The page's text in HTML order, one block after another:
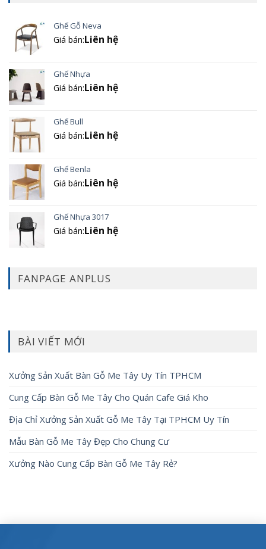
Ghế Gỗ Neva
Giá bán:Liên hệ
Ghế Nhựa
Giá bán:Liên hệ
Ghế Bull
Giá bán:Liên hệ
Ghế Benla
Giá bán:Liên hệ
Ghế Nhựa 3017
Giá bán:Liên hệ
FANPAGE ANPLUS
BÀI VIẾT MỚI
Xưởng Sản Xuất Bàn Gỗ Me Tây Uy Tín TPHCM
Cung Cấp Bàn Gỗ Me Tây Cho Quán Cafe Giá Kho
Địa Chỉ Xưởng Sản Xuất Gỗ Me Tây Tại TPHCM Uy Tín
Mẫu Bàn Gỗ Me Tây Đẹp Cho Chung Cư
Xưởng Nào Cung Cấp Bàn Gỗ Me Tây Rẻ?